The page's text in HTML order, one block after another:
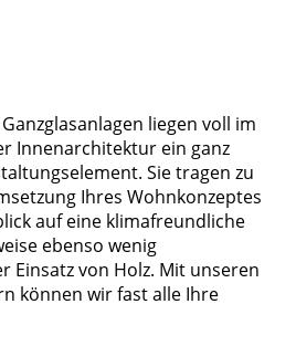
liegen voll im
Innenarchitektur ein ganz
Sie tragen zu
Ihres Wohnkonzeptes
auf eine klimafreundliche
ebenso wenig
Einsatz von Holz. Mit unseren
können wir fast alle Ihre